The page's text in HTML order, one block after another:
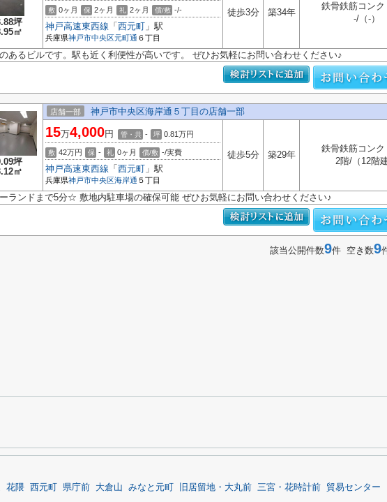
坪
㎡
敷 0ヶ月 保 2ヶ月 礼 2ヶ月 償/敷 -/-
神戸高速東西線 「 西元町 」駅
兵庫県神戸市中央区元町通 ６丁目
徒歩3分 築34年
鉄骨鉄筋コンク
-/（-）
あるビルです。駅も近く利便性が高いです。 ぜひお気軽にお問い合わせください♪
坪
㎡
店舗一部 神戸市中央区海岸通５丁目の店舗一部
15万4,000円 管・共 - 坪 0.81 万円
敷 42万円 保 - 礼 0ヶ月 償/敷 -/実費
神戸高速東西線 「 西元町 」駅
兵庫県神戸市中央区海岸通 ５丁目
徒歩5分 築29年
鉄骨鉄筋コンク
2階/（12階建
ランドまで5分☆ 敷地内駐車場の確保可能 ぜひお気軽にお問い合わせください♪
該当公開件数9件 空き数9
花隈 西元町 県庁前 大倉山 みなと元町 旧居留地・大丸前 三宮・花時計前 貿易センター